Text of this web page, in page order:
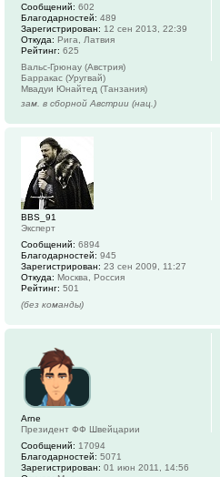
Сообщений: 602
Благодарностей: 489
Зарегистрирован: 12 сен 2013, 22:39
Откуда: Рига, Латвия
Рейтинг: 625
Вальс-Грюнау (Австрия)
Барракас (Уругвай)
Мвадуи Юнайтед (Танзания)
зам. в сборной Австрии (нац.)
BBS_91
Эксперт
Сообщений: 6894
Благодарностей: 945
Зарегистрирован: 23 сен 2009, 11:27
Откуда: Москва, Россия
Рейтинг: 501
(без команды)
Arne
Президент ФФ Швейцарии
Сообщений: 17094
Благодарностей: 5071
Зарегистрирован: 01 июн 2011, 14:56